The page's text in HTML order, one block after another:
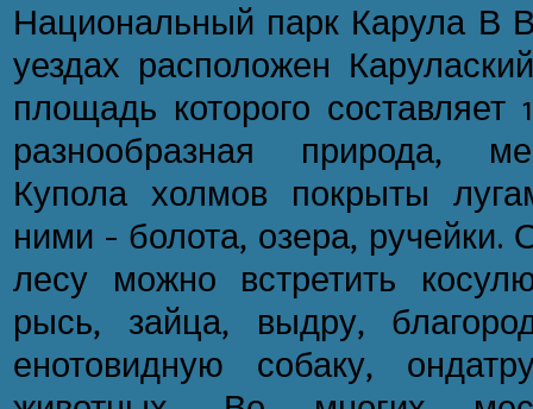
Национальный парк Карула В
уездах расположен
площадь которого составляет
разнообразная природа,
Купола холмов покрыты
ними - болота, озера, ручейки.
лесу можно встретить
рысь, зайца, выдру,
енотовидную собаку,